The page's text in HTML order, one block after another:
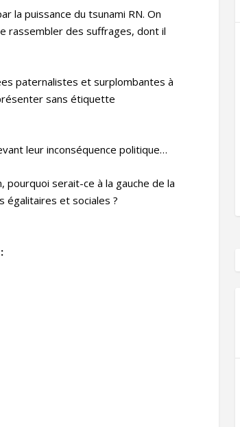
la puissance du tsunami RN. On
rassembler des suffrages, dont il
paternalistes et surplombantes à
sans étiquette
leur inconséquence politique…
pourquoi serait-ce à la gauche de la
égalitaires et sociales ?